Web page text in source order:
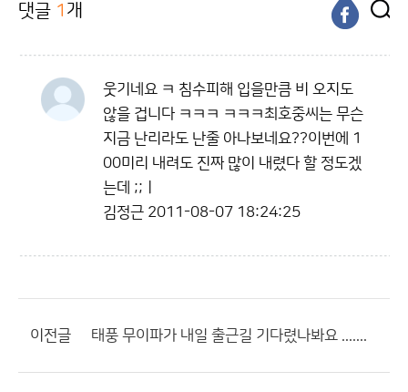
댓글 1 개
웃기네요 ㅋ 침수피해 입을만큼 비 오지도
않을 겁니다 ㅋㅋㅋ ㅋㅋㅋ최호중씨는 무슨
지금 난리라도 난줄 아나보네요??이번에 1
00미리 내려도 진짜 많이 내렸다 할 정도겠
는데 ;;ㅣ
김정근 2011-08-07 18:24:25
이전글 태풍 무이파가 내일 출근길 기다렸나봐요 .......